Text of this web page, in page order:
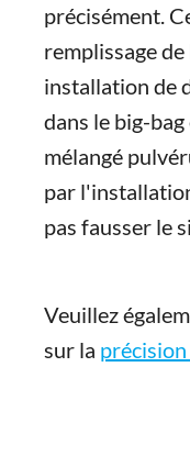
précisément.
remplissage
installation de
dans le big-
mélangé
par
pas fausser le
Veuillez
sur la précision